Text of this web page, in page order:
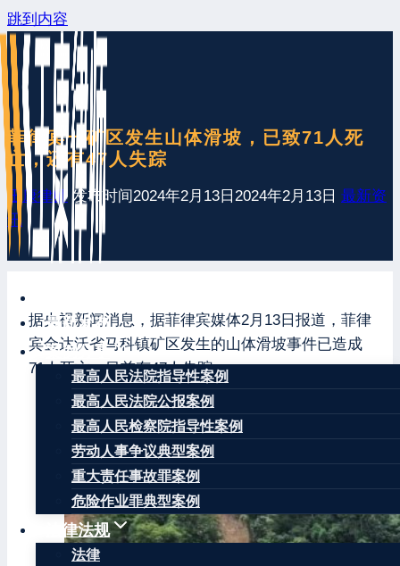
跳到内容
最新发布
案例分享
最高人民法院指导性案例
最高人民法院公报案例
最高人民检察院指导性案例
劳动人事争议典型案例
重大责任事故罪案例
危险作业罪典型案例
法律法规
法律
菲律宾一矿区发生山体滑坡，已致71人死
亡，还有47人失踪
王康律师 发布时间2024年2月13日 2024年2月13日 最新资
讯
据央视新闻消息，据菲律宾媒体2月13日报道，菲律
宾金达沃省马科镇矿区发生的山体滑坡事件已造成
71人死亡，目前有47人失踪。